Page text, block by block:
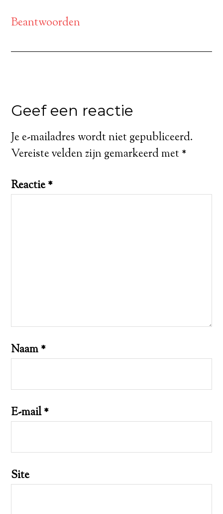
Beantwoorden
Geef een reactie
Je e-mailadres wordt niet gepubliceerd.
Vereiste velden zijn gemarkeerd met*
Reactie*
Naam*
E-mail*
Site